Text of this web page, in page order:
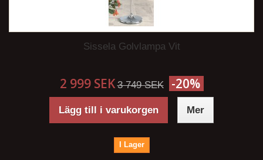
Sissela Golvlampa Vit
2 999 SEK 3 749 SEK -20%
Lägg till i varukorgen Mer
I Lager